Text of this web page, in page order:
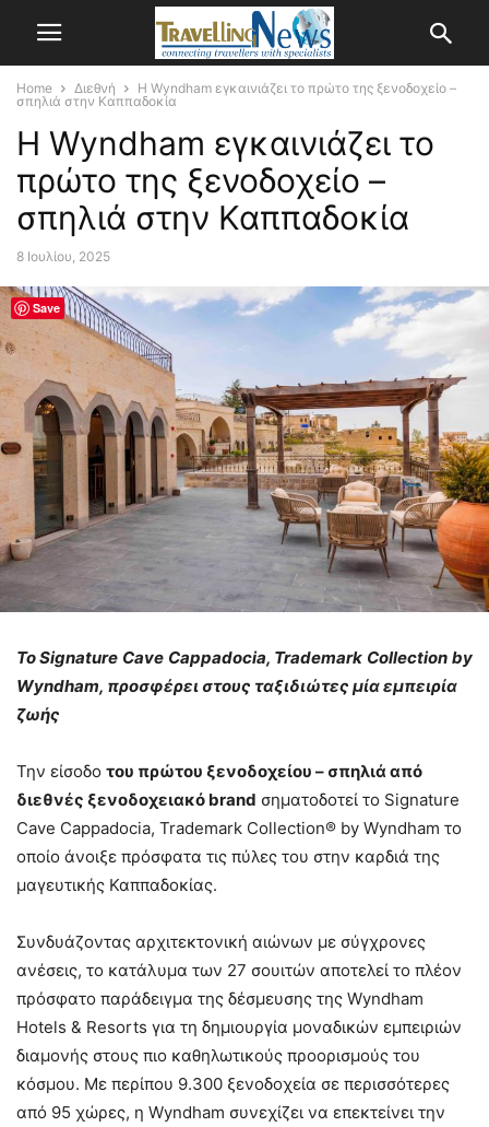
Home Διεθνή
Η Wyndham εγκαινιάζει το πρώτο της ξενοδοχείο –
σπηλιά στην Καππαδοκία
Η Wyndham εγκαινιάζει το
πρώτο της ξενοδοχείο –
σπηλιά στην Καππαδοκία
8 Ιουλίου, 2025
ΤοSignature Cave Cappadocia, Trademark Collection by
Wyndham, προσφέρει στους ταξιδιώτες μία εμπειρία
ζωής
Την είσοδο του πρώτου ξενοδοχείου – σπηλιά από
διεθνές ξενοδοχειακό brand σηματοδοτεί το Signature
Cave Cappadocia, Trademark Collection® by Wyndham το
οποίο άνοιξε πρόσφατα τις πύλες του στην καρδιά της
μαγευτικής Καππαδοκίας.
Συνδυάζοντας αρχιτεκτονική αιώνων με σύγχρονες
ανέσεις, το κατάλυμα των 27 σουιτών αποτελεί το πλέον
πρόσφατο παράδειγμα της δέσμευσης της Wyndham
Hotels & Resorts για τη δημιουργία μοναδικών εμπειριών
διαμονής στους πιο καθηλωτικούς προορισμούς του
κόσμου. Με περίπου 9.300 ξενοδοχεία σε περισσότερες
από 95 χώρες, η Wyndham συνεχίζει να επεκτείνει την
Save